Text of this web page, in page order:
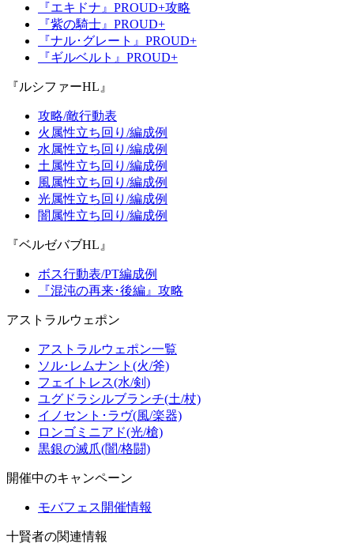
『エキドナ』PROUD+攻略
『紫の騎士』PROUD+
『ナル･グレート』PROUD+
『ギルベルト』PROUD+
『ルシファーHL』
攻略/敵行動表
火属性立ち回り/編成例
水属性立ち回り/編成例
土属性立ち回り/編成例
風属性立ち回り/編成例
光属性立ち回り/編成例
闇属性立ち回り/編成例
『ベルゼバブHL』
ボス行動表/PT編成例
『混沌の再来･後編』攻略
アストラルウェポン
アストラルウェポン一覧
ソル･レムナント(火/斧)
フェイトレス(水/剣)
ユグドラシルブランチ(土/杖)
イノセント･ラヴ(風/楽器)
ロンゴミニアド(光/槍)
黒銀の滅爪(闇/格闘)
開催中のキャンペーン
モバフェス開催情報
十賢者の関連情報